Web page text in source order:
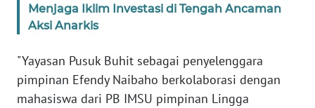
Menjaga Iklim Investasi di Tengah Ancaman
Aksi Anarkis
"Yayasan Pusuk Buhit sebagai penyelenggara
pimpinan Efendy Naibaho berkolaborasi dengan
mahasiswa dari PB IMSU pimpinan Lingga
WN
WN
LAMPUNG